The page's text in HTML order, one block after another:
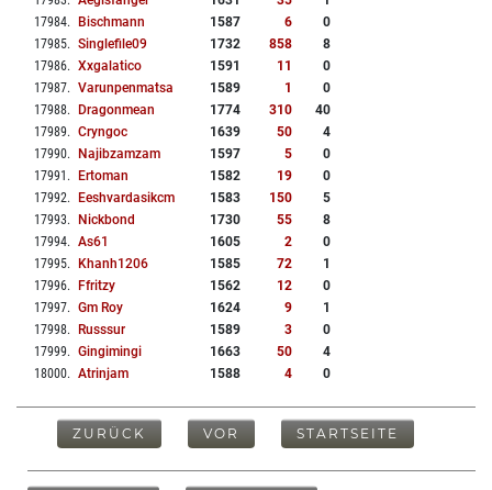
17984. Bischmann 1587 6
0
17985. Singlefile09 1732 858
8
17986. Xxgalatico 1591 11
0
17987. Varunpenmatsa 1589 1
0
17988. Dragonmean 1774 310
40
17989. Cryngoc 1639 50
4
17990. Najibzamzam 1597 5
0
17991 . Ertoman 1582 19
0
17992. Eeshvardasikcm 1583 150
5
17993. Nickbond 1730 55
8
17994. As61 1605 2
0
17995. Khanh1206 1585 72
1
17996. Ffritzy 1562 12
0
17997. Gm Roy 1624 9
1
17998. Russsur 1589 3
0
17999. Gingimingi 1663 50
4
18000. Atrinjam 1588 4 0
ZURÜCK VOR STARTSEITE